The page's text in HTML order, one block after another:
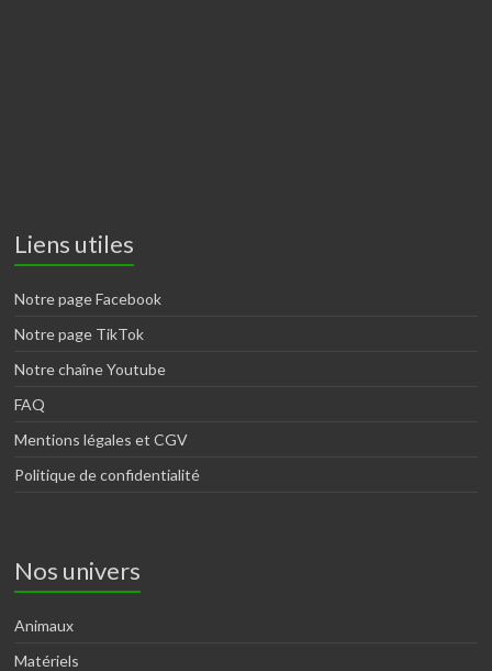
Liens utiles
Notre page Facebook
Notre page TikTok
Notre chaîne Youtube
FAQ
Mentions légales et CGV
Politique de confidentialité
Nos univers
Animaux
Matériels